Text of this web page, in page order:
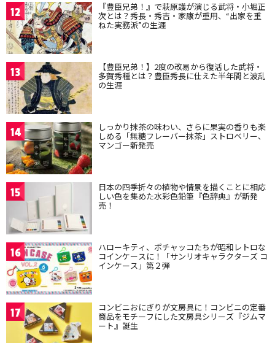
12 『豊臣兄弟！』で萩原護が演じる武将・小堀正
次とは？秀長・秀吉・家康が重用、“出家を重
ねた実務派”の生涯
13 【豊臣兄弟！】2度の改易から復活した武将・
多賀秀種とは？豊臣秀長に仕えた半年間と波乱
の生涯
14 しっかり抹茶の味わい、さらに果実の香りも楽
しめる「無糖フレーバー抹茶」ストロベリー、
マンゴー新発売
15 日本の四季折々の植物や情景を描くことに相応
しい色を集めた水彩色鉛筆『色辞典』が新発
売！
16 ハローキティ、ポチャッコたちが昭和レトロな
コインケースに！「サンリオキャラクターズ コ
インケース」第２弾
17 コンビニおにぎりが文房具に！コンビニの定番
商品をモチーフにした文房具シリーズ『ジムマ
ート』誕生